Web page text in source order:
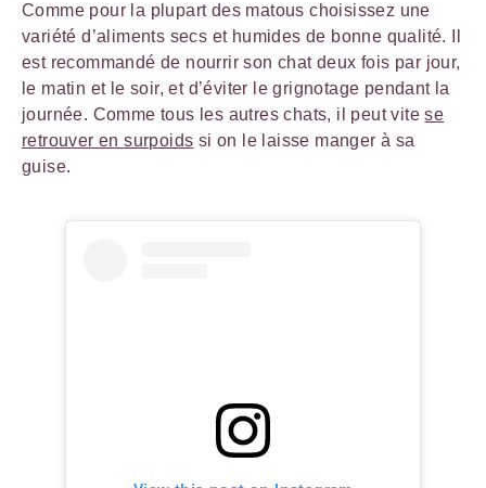
Comme pour la plupart des matous choisissez une
variété d’aliments secs et humides de bonne qualité. Il
est recommandé de nourrir son chat deux fois par jour,
le matin et le soir, et d’éviter le grignotage pendant la
journée. Comme tous les autres chats, il peut vitese
retrouver en surpoids si on le laisse manger à sa
guise.